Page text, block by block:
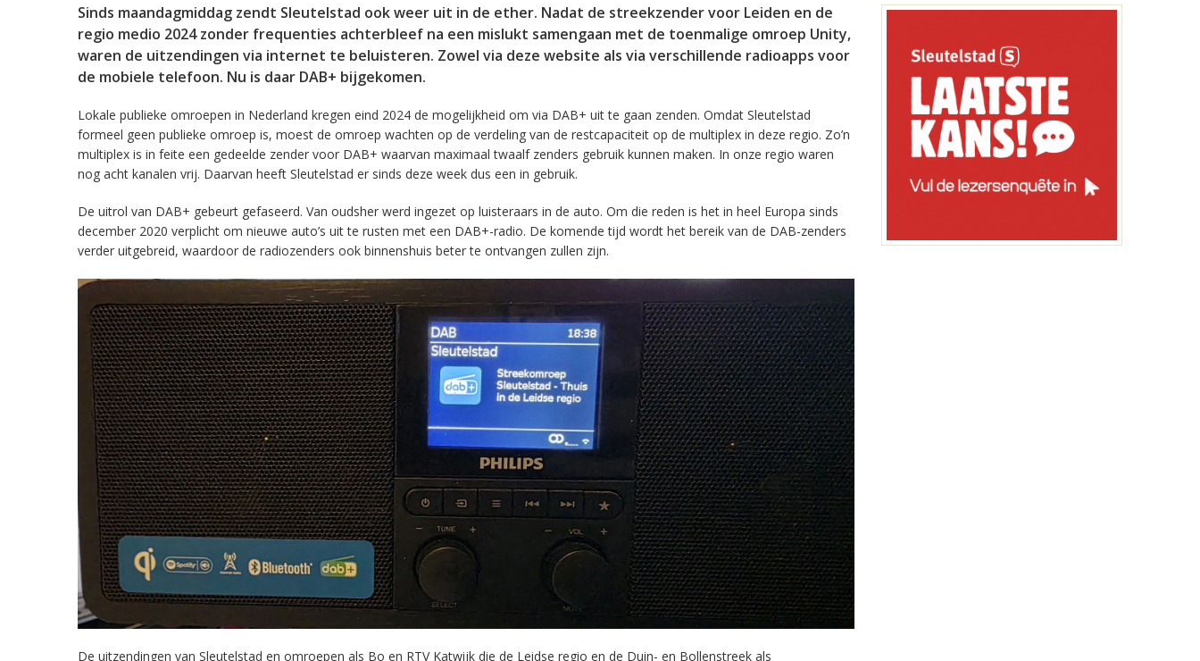
Sinds maandagmiddag zendt Sleutelstad ook weer uit in de ether. Nadat de streekzender voor Leiden en de
regio medio 2024 zonder frequenties achterbleef na een mislukt samengaan met de toenmalige omroep Unity,
waren de uitzendingen via internet te beluisteren. Zowel via deze website als via verschillende radioapps voor
de mobiele telefoon. Nu is daar DAB+ bijgekomen.
Lokale publieke omroepen in Nederland kregen eind 2024 de mogelijkheid om via DAB+ uit te gaan zenden. Omdat Sleutelstad
formeel geen publieke omroep is, moest de omroep wachten op de verdeling van de restcapaciteit op de multiplex in deze regio. Zo’n
multiplex is in feite een gedeelde zender voor DAB+ waarvan maximaal twaalf zenders gebruik kunnen maken. In onze regio waren
nog acht kanalen vrij. Daarvan heeft Sleutelstad er sinds deze week dus een in gebruik.
De uitrol van DAB+ gebeurt gefaseerd. Van oudsher werd ingezet op luisteraars in de auto. Om die reden is het in heel Europa sinds
december 2020 verplicht om nieuwe auto’s uit te rusten met een DAB+-radio. De komende tijd wordt het bereik van de DAB-zenders
verder uitgebreid, waardoor de radiozenders ook binnenshuis beter te ontvangen zullen zijn.
De uitzendingen van Sleutelstad en omroepen als Bo en RTV Katwijk die de Leidse regio en de Duin- en Bollenstreek als